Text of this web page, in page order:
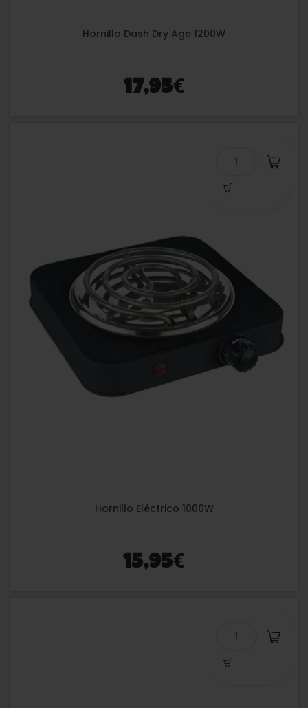
Hornillo Dash Dry Age 1200W
17,95€
Hornillo Eléctrico 1000W
15,95€